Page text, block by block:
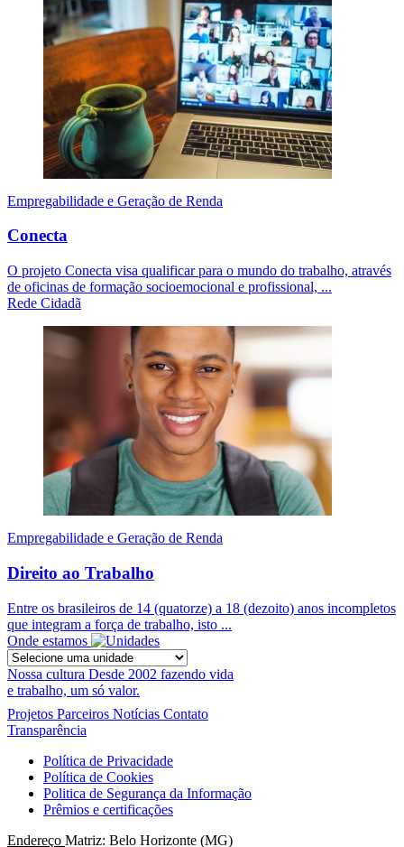
Empregabilidade e Geração de Renda
Conecta
O projeto Conecta visa qualificar para o mundo do trabalho, através
de oficinas de formação socioemocional e profissional, ...
Rede Cidadã
Empregabilidade e Geração de Renda
Direito ao Trabalho
Entre os brasileiros de 14 (quatorze) a 18 (dezoito) anos incompletos
que integram a força de trabalho, isto ...
Onde estamos
Nossa cultura Desde 2002 fazendo vida
e trabalho, um só valor.
Projetos Parceiros Notícias Contato
Transparência
Política de Privacidade
Política de Cookies
Politica de Segurança da Informação
Prêmios e certificações
Endereço Matriz: Belo Horizonte (MG)